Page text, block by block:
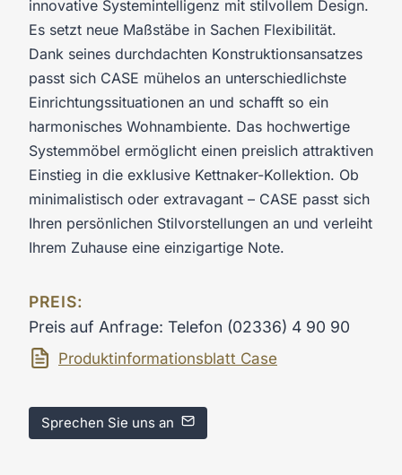
innovative Systemintelligenz mit stilvollem Design.
Es setzt neue Maßstäbe in Sachen Flexibilität.
Dank seines durchdachten Konstruktionsansatzes
passt sich CASE mühelos an unterschiedlichste
Einrichtungssituationen an und schafft so ein
harmonisches Wohnambiente. Das hochwertige
Systemmöbel ermöglicht einen preislich attraktiven
Einstieg in die exklusive Kettnaker-Kollektion. Ob
minimalistisch oder extravagant – CASE passt sich
Ihren persönlichen Stilvorstellungen an und verleiht
Ihrem Zuhause eine einzigartige Note.
PREIS:
Preis auf Anfrage: Telefon (02336) 4 90 90
Produktinformationsblatt Case
Sprechen Sie uns an